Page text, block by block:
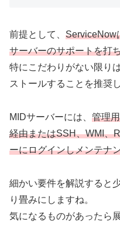
前提として、 ServiceNow
サーバーのサポートを打
特にこだわりがない限り
ストールすることを推奨
MIDサーバーには、 管理
経由またはSSH、WMI、
ーにログインしメンテナ
細かい要件を解説すると
り畳みにしますね。
気になるものがあったら